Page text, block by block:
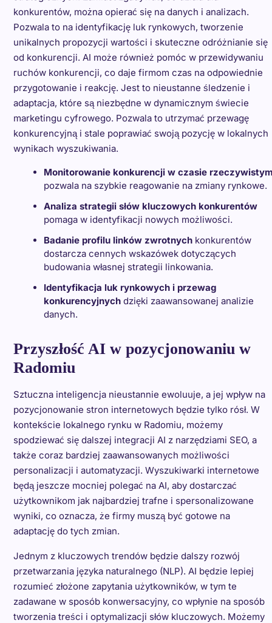
konkurentów, można opierać się na danych i analizach.
Pozwala to na identyfikację luk rynkowych, tworzenie
unikalnych propozycji wartości i skuteczne odróżnianie się
od konkurencji. AI może również pomóc w przewidywaniu
ruchów konkurencji, co daje firmom czas na odpowiednie
przygotowanie i reakcję. Jest to nieustanne śledzenie i
adaptacja, które są niezbędne w dynamicznym świecie
marketingu cyfrowego. Pozwala to utrzymać przewagę
konkurencyjną i stale poprawiać swoją pozycję w lokalnych
wynikach wyszukiwania.
Monitorowanie konkurencji w czasie
pozwala na szybkie reagowanie na zmiany rynkowe.
Analiza strategii słów kluczowych konkurentów
pomaga w identyfikacji nowych możliwości.
Badanie profilu linków zwrotnychkonkurentów
dostarcza cennych wskazówek dotyczących
budowania własnej strategii linkowania.
Identyfikacja luk rynkowych i przewag
konkurencyjnychdzięki zaawansowanej analizie
danych.
Przyszłość AI w pozycjonowaniu w
Radomiu
Sztuczna inteligencja nieustannie ewoluuje, a jej wpływ na
pozycjonowanie stron internetowych będzie tylko rósł. W
kontekście lokalnego rynku w Radomiu, możemy
spodziewać się dalszej integracji AI z narzędziami SEO, a
także coraz bardziej zaawansowanych możliwości
personalizacji i automatyzacji. Wyszukiwarki internetowe
będą jeszcze mocniej polegać na AI, aby dostarczać
użytkownikom jak najbardziej trafne i spersonalizowane
wyniki, co oznacza, że firmy muszą być gotowe na
adaptację do tych zmian.
Jednym z kluczowych trendów będzie dalszy rozwój
przetwarzania języka naturalnego (NLP). AI będzie lepiej
rozumieć złożone zapytania użytkowników, w tym te
zadawane w sposób konwersacyjny, co wpłynie na sposób
tworzenia treści i optymalizacji słów kluczowych. Możemy